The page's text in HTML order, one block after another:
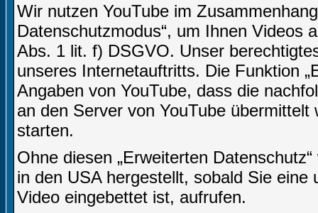
Wir nutzen YouTube im
Datenschutzmodus“, um Ihnen Videos
Abs. 1 lit. f) DSGVO. Unser
unseres Internetauftritts. Die Funktion
Angaben von YouTube, dass die
an den Server von YouTube
starten.
Ohne diesen „Erweiterten
in den USA hergestellt, sobald Sie
Video eingebettet ist, aufrufen.